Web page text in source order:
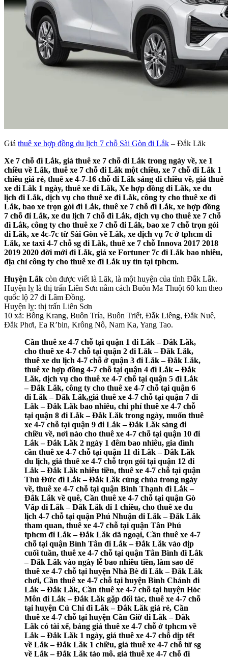
Giá thuê xe hợp đồng du lịch 7 chỗ Sài Gòn đi Lắk – Đắk Lăk
Xe 7 chỗ đi Lắk, giá thuê xe 7 chỗ đi Lắk trong ngày về, xe 1
chiều về Lắk, thuê xe 7 chỗ đi Lắk một chiều, xe 7 chỗ đi Lắk 1
chiều giá rẻ, thuê xe 4-7-16 chỗ đi Lắk sáng đi chiều về, giá thuê
xe đi Lắk 1 ngày, thuê xe đi Lắk, Xe hợp đồng đi Lắk, xe du
lịch đi Lắk, dịch vụ cho thuê xe đi Lắk, công ty cho thuê xe đi
Lắk, bao xe trọn gói đi Lắk, thuê xe 7 chỗ đi Lắk, xe hợp đồng
7 chỗ đi Lắk, xe du lịch 7 chỗ đi Lắk, dịch vụ cho thuê xe 7 chỗ
đi Lắk, công ty cho thuê xe 7 chỗ đi Lắk, bao xe 7 chỗ trọn gói
đi Lắk, xe 4c-7c từ Sài Gòn về Lắk, xe dịch vụ 7c ở tphcm đi
Lắk, xe taxi 4-7 chỗ sg đi Lắk, thuê xe 7 chỗ Innova 2017 2018
2019 2020 đời mới đi Lắk, giá xe Fortuner 7c đi Lắk bao nhiêu,
địa chỉ công ty cho thuê xe đi Lắk uy tín tại tphcm.
Huyện Lắk còn được viết là Lăk, là một huyện của tỉnh Đắk Lắk.
Huyện lỵ là thị trấn Liên Sơn nằm cách Buôn Ma Thuột 60 km theo
quốc lộ 27 đi Lâm Đồng.
Huyện lỵ: thị trấn Liên Sơn
10 xã: Bông Krang, Buôn Tría, Buôn Triết, Đắk Liêng, Đắk Nuê,
Đắk Phơi, Ea R’bin, Krông Nô, Nam Ka, Yang Tao.
Cần thuê xe 4-7 chỗ tại quận 1 đi Lắk – Đắk Lăk,
cho thuê xe 4-7 chỗ tại quận 2 đi Lắk – Đắk Lăk,
thuê xe du lịch 4-7 chỗ ở quận 3 đi Lắk – Đắk Lăk,
thuê xe hợp đồng 4-7 chỗ tại quận 4 đi Lắk – Đắk
Lăk, dịch vụ cho thuê xe 4-7 chỗ tại quận 5 đi Lắk
– Đắk Lăk, công ty cho thuê xe 4-7 chỗ tại quận 6
đi Lắk – Đắk Lăk,giá thuê xe 4-7 chỗ tại quận 7 đi
Lắk – Đắk Lăk bao nhiêu, chi phí thuê xe 4-7 chỗ
tại quận 8 đi Lắk – Đắk Lăk trong ngày, muốn thuê
xe 4-7 chỗ tại quận 9 đi Lắk – Đắk Lăk sáng đi
chiều về, nơi nào cho thuê xe 4-7 chỗ tại quận 10 đi
Lắk – Đắk Lăk 2 ngày 1 đêm bao nhiêu, gia đình
cần thuê xe 4-7 chỗ tại quận 11 đi Lắk – Đắk Lăk
du lịch, giá thuê xe 4-7 chỗ trọn gói tại quận 12 đi
Lắk – Đắk Lăk nhiêu tiền, thuê xe 4-7 chỗ tại quận
Thủ Đức đi Lắk – Đắk Lăk cúng chùa trong ngày
về, thuê xe 4-7 chỗ tại quận Bình Thạnh đi Lắk –
Đắk Lăk về quê, Cần thuê xe 4-7 chỗ tại quận Gò
Vấp đi Lắk – Đắk Lăk đi 1 chiều, cho thuê xe du
lịch 4-7 chỗ tại quận Phú Nhuận đi Lắk – Đắk Lăk
tham quan, thuê xe 4-7 chỗ tại quận Tân Phú
tphcm đi Lắk – Đắk Lăk dã ngoại, Cần thuê xe 4-7
chỗ tại quận Bình Tân đi Lắk – Đắk Lăk vào dịp
cuối tuần, thuê xe 4-7 chỗ tại quận Tân Bình đi Lắk
– Đắk Lăk vào ngày lễ bao nhiêu tiền, làm sao để
thuê xe 4-7 chỗ tại huyện Nhà Bè đi Lắk – Đắk Lăk
chơi, Cần thuê xe 4-7 chỗ tại huyện Bình Chánh đi
Lắk – Đắk Lăk, Cần thuê xe 4-7 chỗ tại huyện Hóc
Môn đi Lắk – Đắk Lăk gặp đối tác, thuê xe 4-7 chỗ
tại huyện Củ Chi đi Lắk – Đắk Lăk giá rẻ, Cần
thuê xe 4-7 chỗ tại huyện Cần Giờ đi Lắk – Đắk
Lăk có tài xế, bảng giá thuê xe 4-7 chỗ ở tphcm về
Lắk – Đắk Lăk 1 ngày, giá thuê xe 4-7 chỗ dịp tết
về Lắk – Đắk Lăk 1 chiều, giá thuê xe 4-7 chỗ từ sg
về Lắk – Đắk Lăk tảo mộ, giá thuê xe 4-7 chỗ đi